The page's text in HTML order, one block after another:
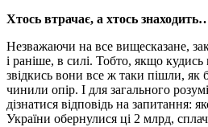
Хтось втрачає, а хтось
Незважаючи на все вищесказане,
i ранiше, в силi. Тобто, якщо
звiдкись вони все ж таки пiшли, як
чинили опiр. I для загального
дiзнатися вiдповiдь на запитання:
України обернулися цi 2 млрд,